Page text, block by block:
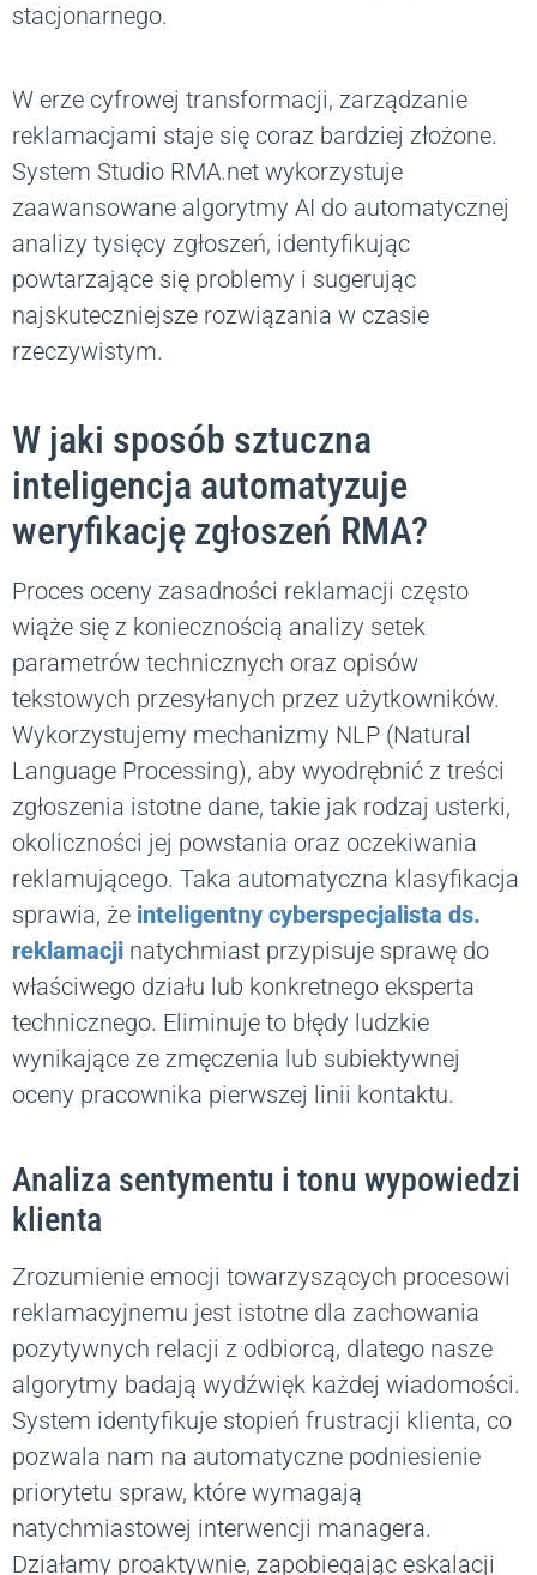
stacjonarnego.
W erze cyfrowej transformacji, zarządzanie
reklamacjami staje się coraz bardziej złożone.
System Studio RMA.net wykorzystuje
zaawansowane algorytmy AI do automatycznej
analizy tysięcy zgłoszeń, identyfikując
powtarzające się problemy i sugerując
najskuteczniejsze rozwiązania w czasie
rzeczywistym.
W jaki sposób sztuczna
inteligencja automatyzuje
weryfikację zgłoszeń RMA?
Proces oceny zasadności reklamacji często
wiąże się z koniecznością analizy setek
parametrów technicznych oraz opisów
tekstowych przesyłanych przez użytkowników.
Wykorzystujemy mechanizmy NLP (Natural
Language Processing), aby wyodrębnić z treści
zgłoszenia istotne dane, takie jak rodzaj usterki,
okoliczności jej powstania oraz oczekiwania
reklamującego. Taka automatyczna klasyfikacja
sprawia, że inteligentny cyberspecjalista ds.
reklamacji natychmiast przypisuje sprawę do
właściwego działu lub konkretnego eksperta
technicznego. Eliminuje to błędy ludzkie
wynikające ze zmęczenia lub subiektywnej
oceny pracownika pierwszej linii kontaktu.
Analiza sentymentu i tonu wypowiedzi
klienta
Zrozumienie emocji towarzyszących procesowi
reklamacyjnemu jest istotne dla zachowania
pozytywnych relacji z odbiorcą, dlatego nasze
algorytmy badają wydźwięk każdej wiadomości.
System identyfikuje stopień frustracji klienta, co
pozwala nam na automatyczne podniesienie
priorytetu spraw, które wymagają
natychmiastowej interwencji managera.
Działamy proaktywnie, zapobiegając eskalacji